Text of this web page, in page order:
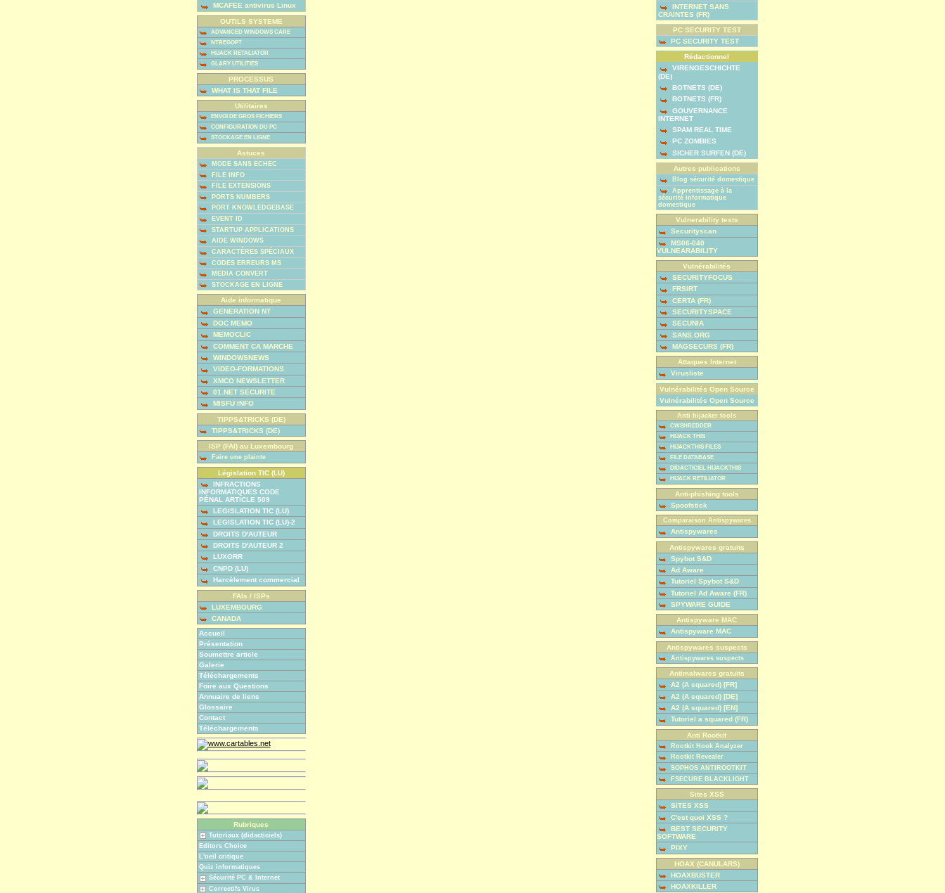
MCAFEE antivirus Linux
OUTILS SYSTEME
ADVANCED WINDOWS CARE
NTREGOPT
HIJACK RETALIATOR
GLARY UTILITIES
PROCESSUS
WHAT IS THAT FILE
Utilitaires
ENVOI DE GROS FICHIERS
CONFIGURATION DU PC
STOCKAGE EN LIGNE
Astuces
MODE SANS ECHEC
FILE INFO
FILE EXTENSIONS
PORTS NUMBERS
PORT KNOWLEDGEBASE
EVENT ID
STARTUP APPLICATIONS
AIDE WINDOWS
CARACTÈRES SPÉCIAUX
CODES ERREURS MS
MEDIA CONVERT
STOCKAGE EN LIGNE
Aide informatique
GENERATION NT
DOC MEMO
MEMOCLIC
COMMENT CA MARCHE
WINDOWSNEWS
VIDEO-FORMATIONS
XMCO NEWSLETTER
01.NET SECURITE
MISFU INFO
TIPPS&TRICKS (DE)
TIPPS&TRICKS (DE)
ISP (FAI) au Luxembourg
Faire une plainte
Législation TIC (LU)
INFRACTIONS
INFORMATIQUES CODE
PÉNAL ARTICLE 509
LEGISLATION TIC (LU)
LEGISLATION TIC (LU)-2
DROITS D'AUTEUR
DROITS D'AUTEUR 2
LUXORR
CNPD (LU)
Harcèlement commercial
FAIs / ISPs
LUXEMBOURG
CANADA
Accueil
Présentation
Soumettre article
Galerie
Téléchargements
Foire aux Questions
Annuaire de liens
Glossaire
Contact
Téléchargements
Rubriques
Tutoriaux (didacticiels)
Editors Choice
L'oeil critique
Quiz informatiques
Sécurité PC & Internet
Correctifs Virus
INTERNET SANS
CRAINTES (FR)
PC SECURITY TEST
PC SECURITY TEST
Rédactionnel
VIRENGESCHICHTE
(DE)
BOTNETS (DE)
BOTNETS (FR)
GOUVERNANCE
INTERNET
SPAM REAL TIME
PC ZOMBIES
SICHER SURFEN (DE)
Autres publications
Blog sécurité domestique
Apprentissage à la
sécurité informatique
domestique
Vulnerability tests
Securityscan
MS06-040
VULNEARABILITY
Vulnérabilités
SECURITYFOCUS
FRSIRT
CERTA (FR)
SECURITYSPACE
SECUNIA
SANS.ORG
MAGSECURS (FR)
Attaques Internet
Virusliste
Vulnérabilités Open Source
Vulnérabilités Open Source
Anti hijacker tools
CWSHREDDER
HIJACK THIS
HIJACKTHIS FILES
FILE DATABASE
DIDACTICIEL HIJACKTHIS
HIJACK RETILIATOR
Anti-phishing tools
Spoofstick
Comparaison Antispywares
Antispywares
Antispywares gratuits
Spybot S&D
Ad Aware
Tutoriel Spybot S&D
Tutoriel Ad Aware (FR)
SPYWARE GUIDE
Antispyware MAC
Antispyware MAC
Antispywares suspects
Antispywares suspects
Antimalwares gratuits
A2 (A squared) [FR]
A2 (A squared) [DE]
A2 (A squared) [EN]
Tutoriel a squared (FR)
Anti Rootkit
Rootkit Hook Analyzer
Rootkit Revealer
SOPHOS ANTIROOTKIT
FSECURE BLACKLIGHT
Sites XSS
SITES XSS
C'est quoi XSS ?
BEST SECURITY
SOFTWARE
PIXY
HOAX (CANULARS)
HOAXBUSTER
HOAXKILLER